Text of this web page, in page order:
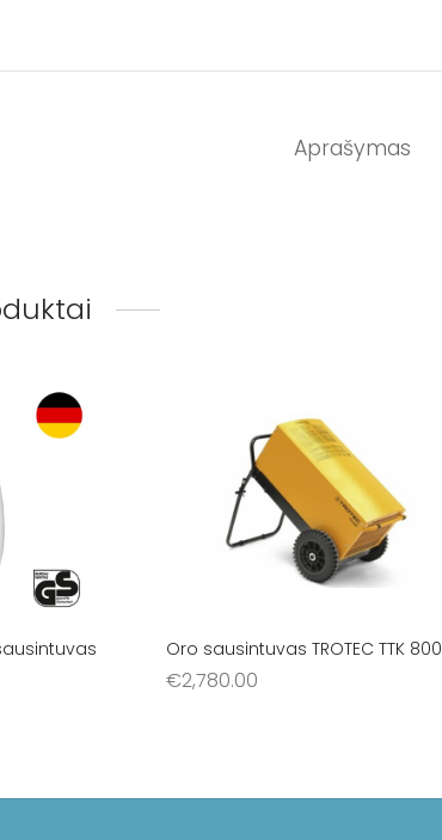
Aprašymas
Oro sausintuvas TROTEC TTK 800
€2,780.00